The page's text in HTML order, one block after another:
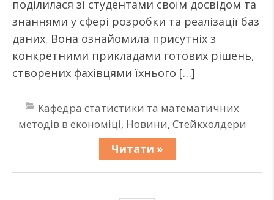
поділилася зі студентами своїм досвідом та
знаннями у сфері розробки та реалізації баз
даних. Вона ознайомила присутніх з
конкретними прикладами готових рішень,
створених фахівцями їхнього […]
Кафедра статистики та математичних
методів в економіці, Новини, Стейкхолдери
Читати »